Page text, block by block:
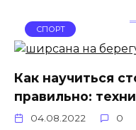
СПОРТ
Как научиться
правильно:
04.08.2022 0